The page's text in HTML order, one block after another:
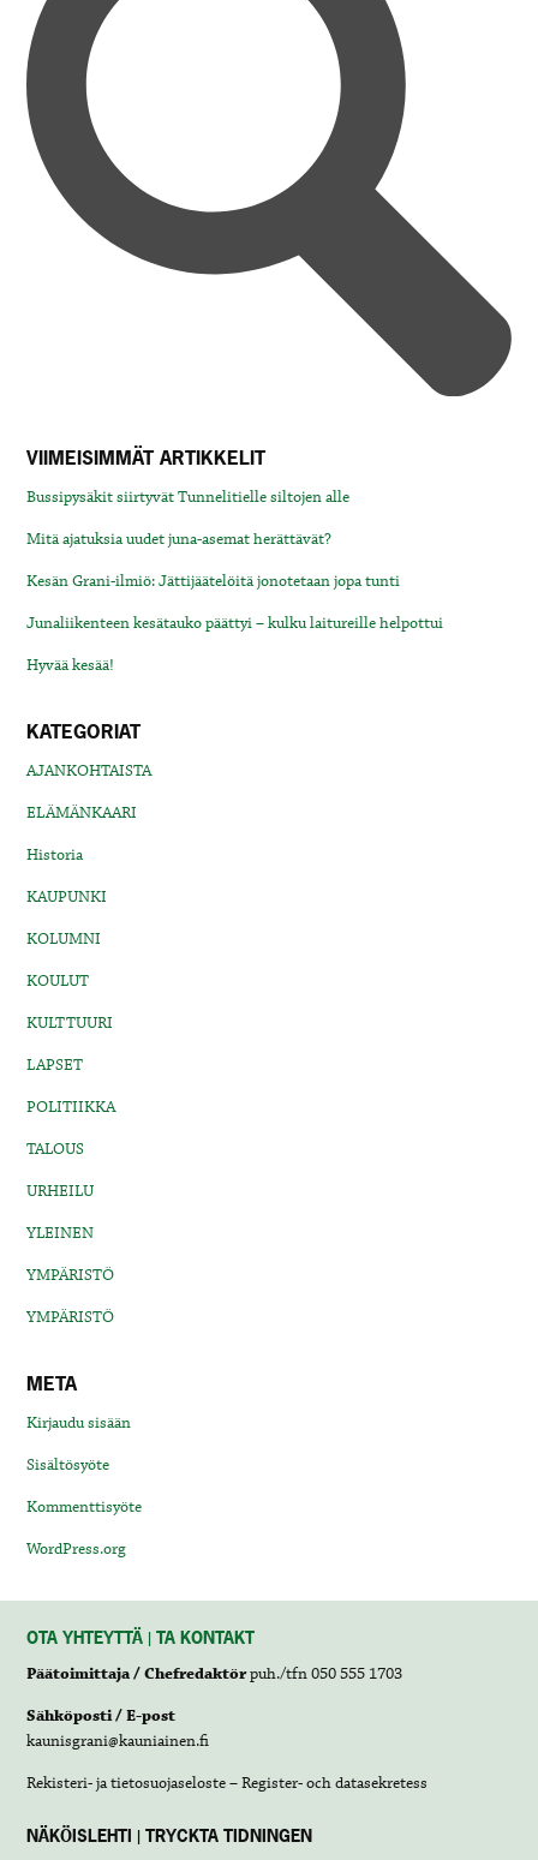
VIIMEISIMMÄT ARTIKKELIT
Bussipysäkit siirtyvät Tunnelitielle siltojen alle
Mitä ajatuksia uudet juna-asemat herättävät?
Kesän Grani-ilmiö: Jättijäätelöitä jonotetaan jopa tunti
Junaliikenteen kesätauko päättyi – kulku laitureille helpottui
Hyvää kesää!
KATEGORIAT
AJANKOHTAISTA
ELÄMÄNKAARI
Historia
KAUPUNKI
KOLUMNI
KOULUT
KULTTUURI
LAPSET
POLITIIKKA
TALOUS
URHEILU
YLEINEN
YMPÄRISTÖ
YMPÄRISTÖ
META
Kirjaudu sisään
Sisältösyöte
Kommenttisyöte
WordPress.org
OTA YHTEYTTÄ | TA KONTAKT
Päätoimittaja / Chefredaktörpuh./tfn 050 555 1703
Sähköposti / E-post
kaunisgrani@kauniainen.fi
Rekisteri- ja tietosuojaseloste – Register- och datasekretess
NÄKÖISLEHTI | TRYCKTA TIDNINGEN